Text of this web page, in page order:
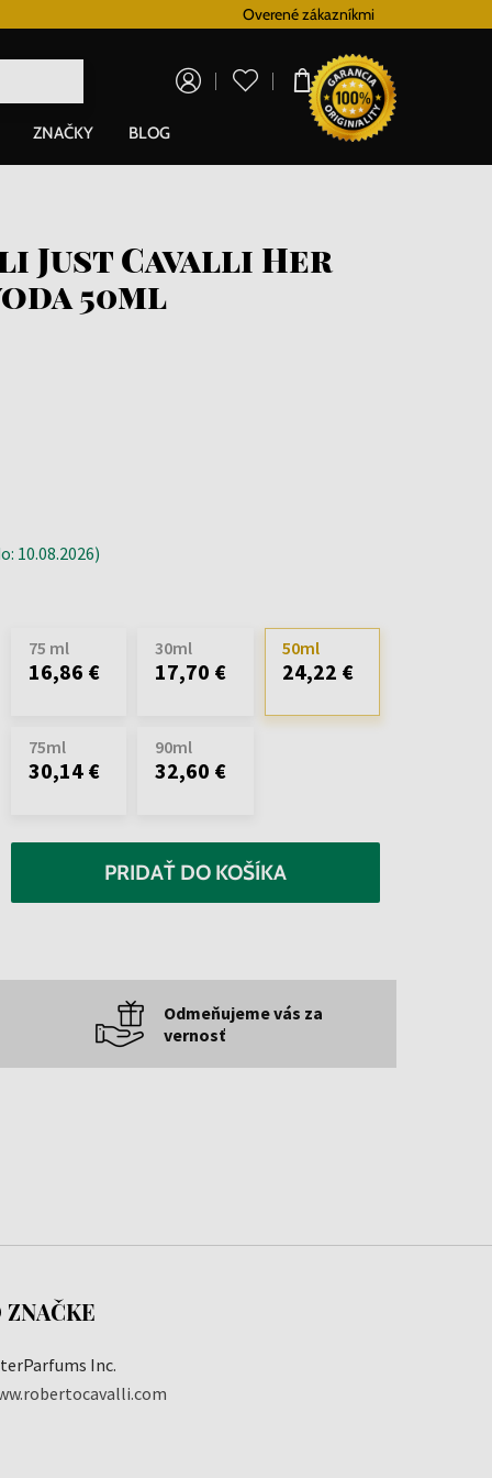
Overené zákazníkmi
0,00 €
ZNAČKY BLOG
Just Cavalli Her
50ml
10.08.2026)
75 ml
16,86 €
30ml
17,70 €
50ml
24,22 €
75ml
30,14 €
90ml
32,60 €
PRIDAŤ DO KOŠÍKA
Odmeňujeme vás za
vernosť
ZNAČKE
Inc.